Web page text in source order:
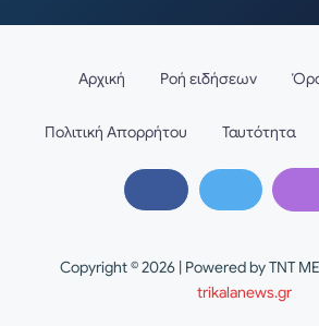
Copyright © 2026 | Powered by TNT
trikalanews.gr
Αρχική Ροή ειδήσεων
Πολιτική Απορρήτου Ταυτότητα